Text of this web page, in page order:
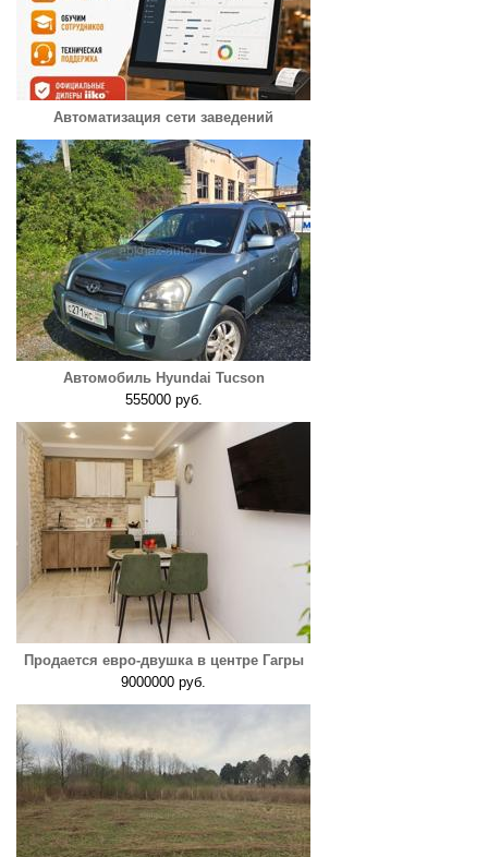
Автоматизация сети заведений
Автомобиль Hyundai Tucson
555000 руб.
Продается евро-двушка в центре Гагры
9000000 руб.